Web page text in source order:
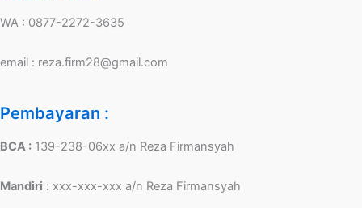
WA : 0877-2272-3635
email : reza.firm28@gmail.com
Pembayaran :
BCA : 139-238-06xx a/n Reza Firmansyah
Mandiri : xxx-xxx-xxx a/n Reza Firmansyah